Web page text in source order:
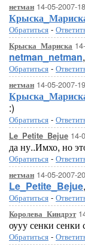
нетман 14-05-2007-
Обратиться -
Крыска_Мариска
netman_netman
Обратиться -
нетман 14-05-2007-
:)
Обратиться -
Le_Petite_Bejue 14-
да ну..Имхо, но
Обратиться -
нетман 14-05-2007-
Le_Petite_Bejue
Обратиться -
Королева_Киндрэт
оууу сенки сенки
Обратиться -